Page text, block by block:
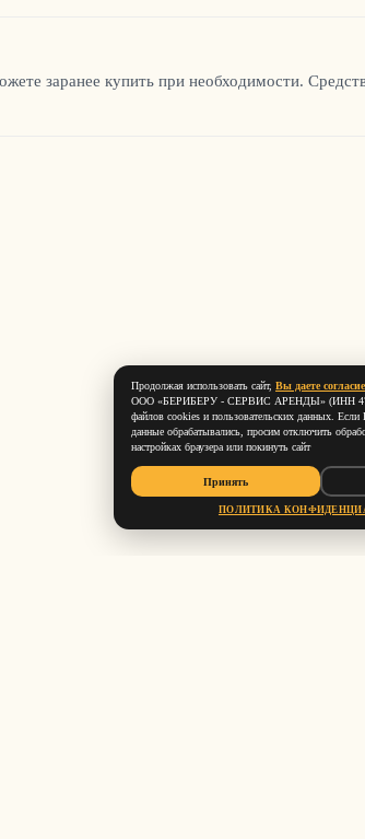
Продолжая использовать сайт, Вы даете согласие
ООО «БЕРИБЕРУ ‑ СЕРВИС АРЕНДЫ» (ИНН
файлов cookies и пользовательских данных.
данные обрабатывались, просим отключить
настройках браузера или покинуть сайт
Принять
ПОЛИТИКА
заранее купить при необходимости.